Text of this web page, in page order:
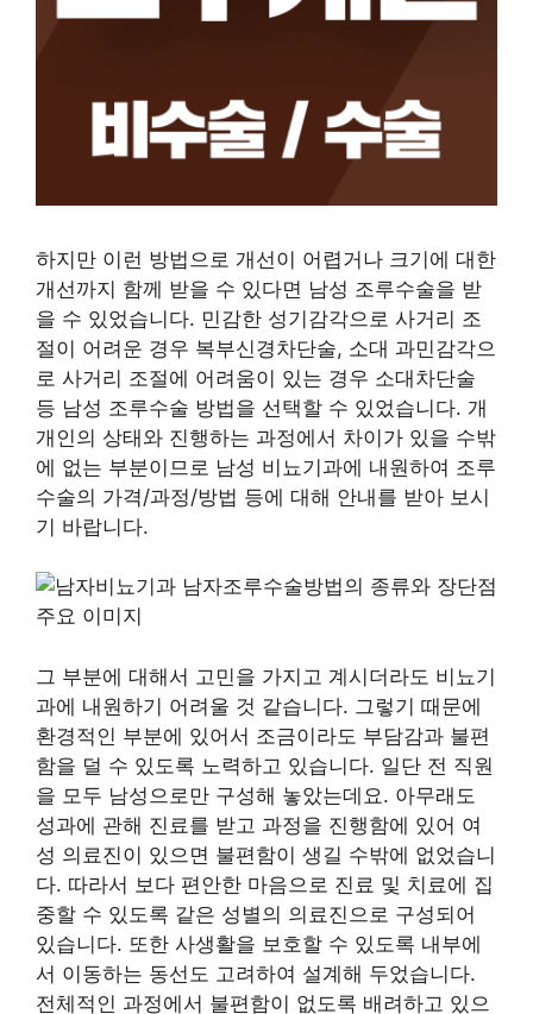
하지만 이런 방법으로 개선이 어렵거나 크기에 대한
개선까지 함께 받을 수 있다면 남성 조루수술을 받
을 수 있었습니다. 민감한 성기감각으로 사거리 조
절이 어려운 경우 복부신경차단술, 소대 과민감각으
로 사거리 조절에 어려움이 있는 경우 소대차단술
등 남성 조루수술 방법을 선택할 수 있었습니다. 개
개인의 상태와 진행하는 과정에서 차이가 있을 수밖
에 없는 부분이므로 남성 비뇨기과에 내원하여 조루
수술의 가격/과정/방법 등에 대해 안내를 받아 보시
기 바랍니다.
그 부분에 대해서 고민을 가지고 계시더라도 비뇨기
과에 내원하기 어려울 것 같습니다. 그렇기 때문에
환경적인 부분에 있어서 조금이라도 부담감과 불편
함을 덜 수 있도록 노력하고 있습니다. 일단 전 직원
을 모두 남성으로만 구성해 놓았는데요. 아무래도
성과에 관해 진료를 받고 과정을 진행함에 있어 여
성 의료진이 있으면 불편함이 생길 수밖에 없었습니
다. 따라서 보다 편안한 마음으로 진료 및 치료에 집
중할 수 있도록 같은 성별의 의료진으로 구성되어
있습니다. 또한 사생활을 보호할 수 있도록 내부에
서 이동하는 동선도 고려하여 설계해 두었습니다.
전체적인 과정에서 불편함이 없도록 배려하고 있으